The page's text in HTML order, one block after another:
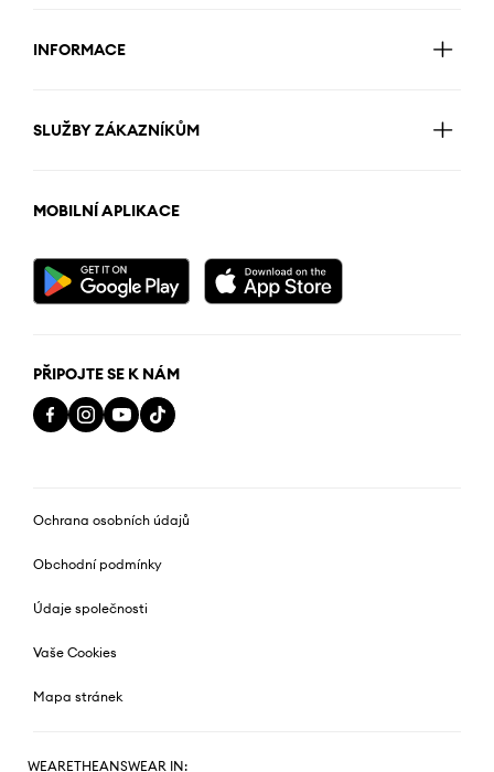
INFORMACE
SLUŽBY ZÁKAZNÍKŮM
MOBILNÍ APLIKACE
PŘIPOJTE SE K NÁM
Ochrana osobních údajů
Obchodní podmínky
Údaje společnosti
Vaše Cookies
Mapa stránek
WEARETHEANSWEAR IN: